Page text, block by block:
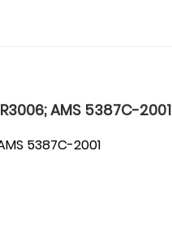
AMS 5387C-2001
5387C-2001